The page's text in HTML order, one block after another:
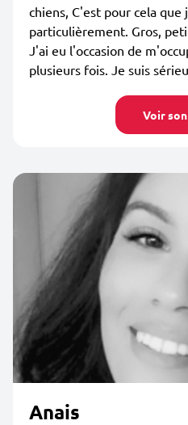
chiens, C'est pour cela
particulièrement. Gros,
J'ai eu l'occasion de
plusieurs fois. Je suis
Voir
Anais